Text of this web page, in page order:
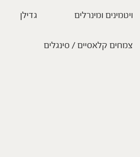
ויטמינים ומינרלים
צמחים קלאסיים / סינגלים
גדילן